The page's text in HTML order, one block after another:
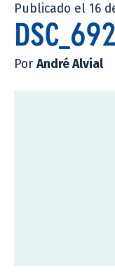
Publicado el 16
Por André Alvial